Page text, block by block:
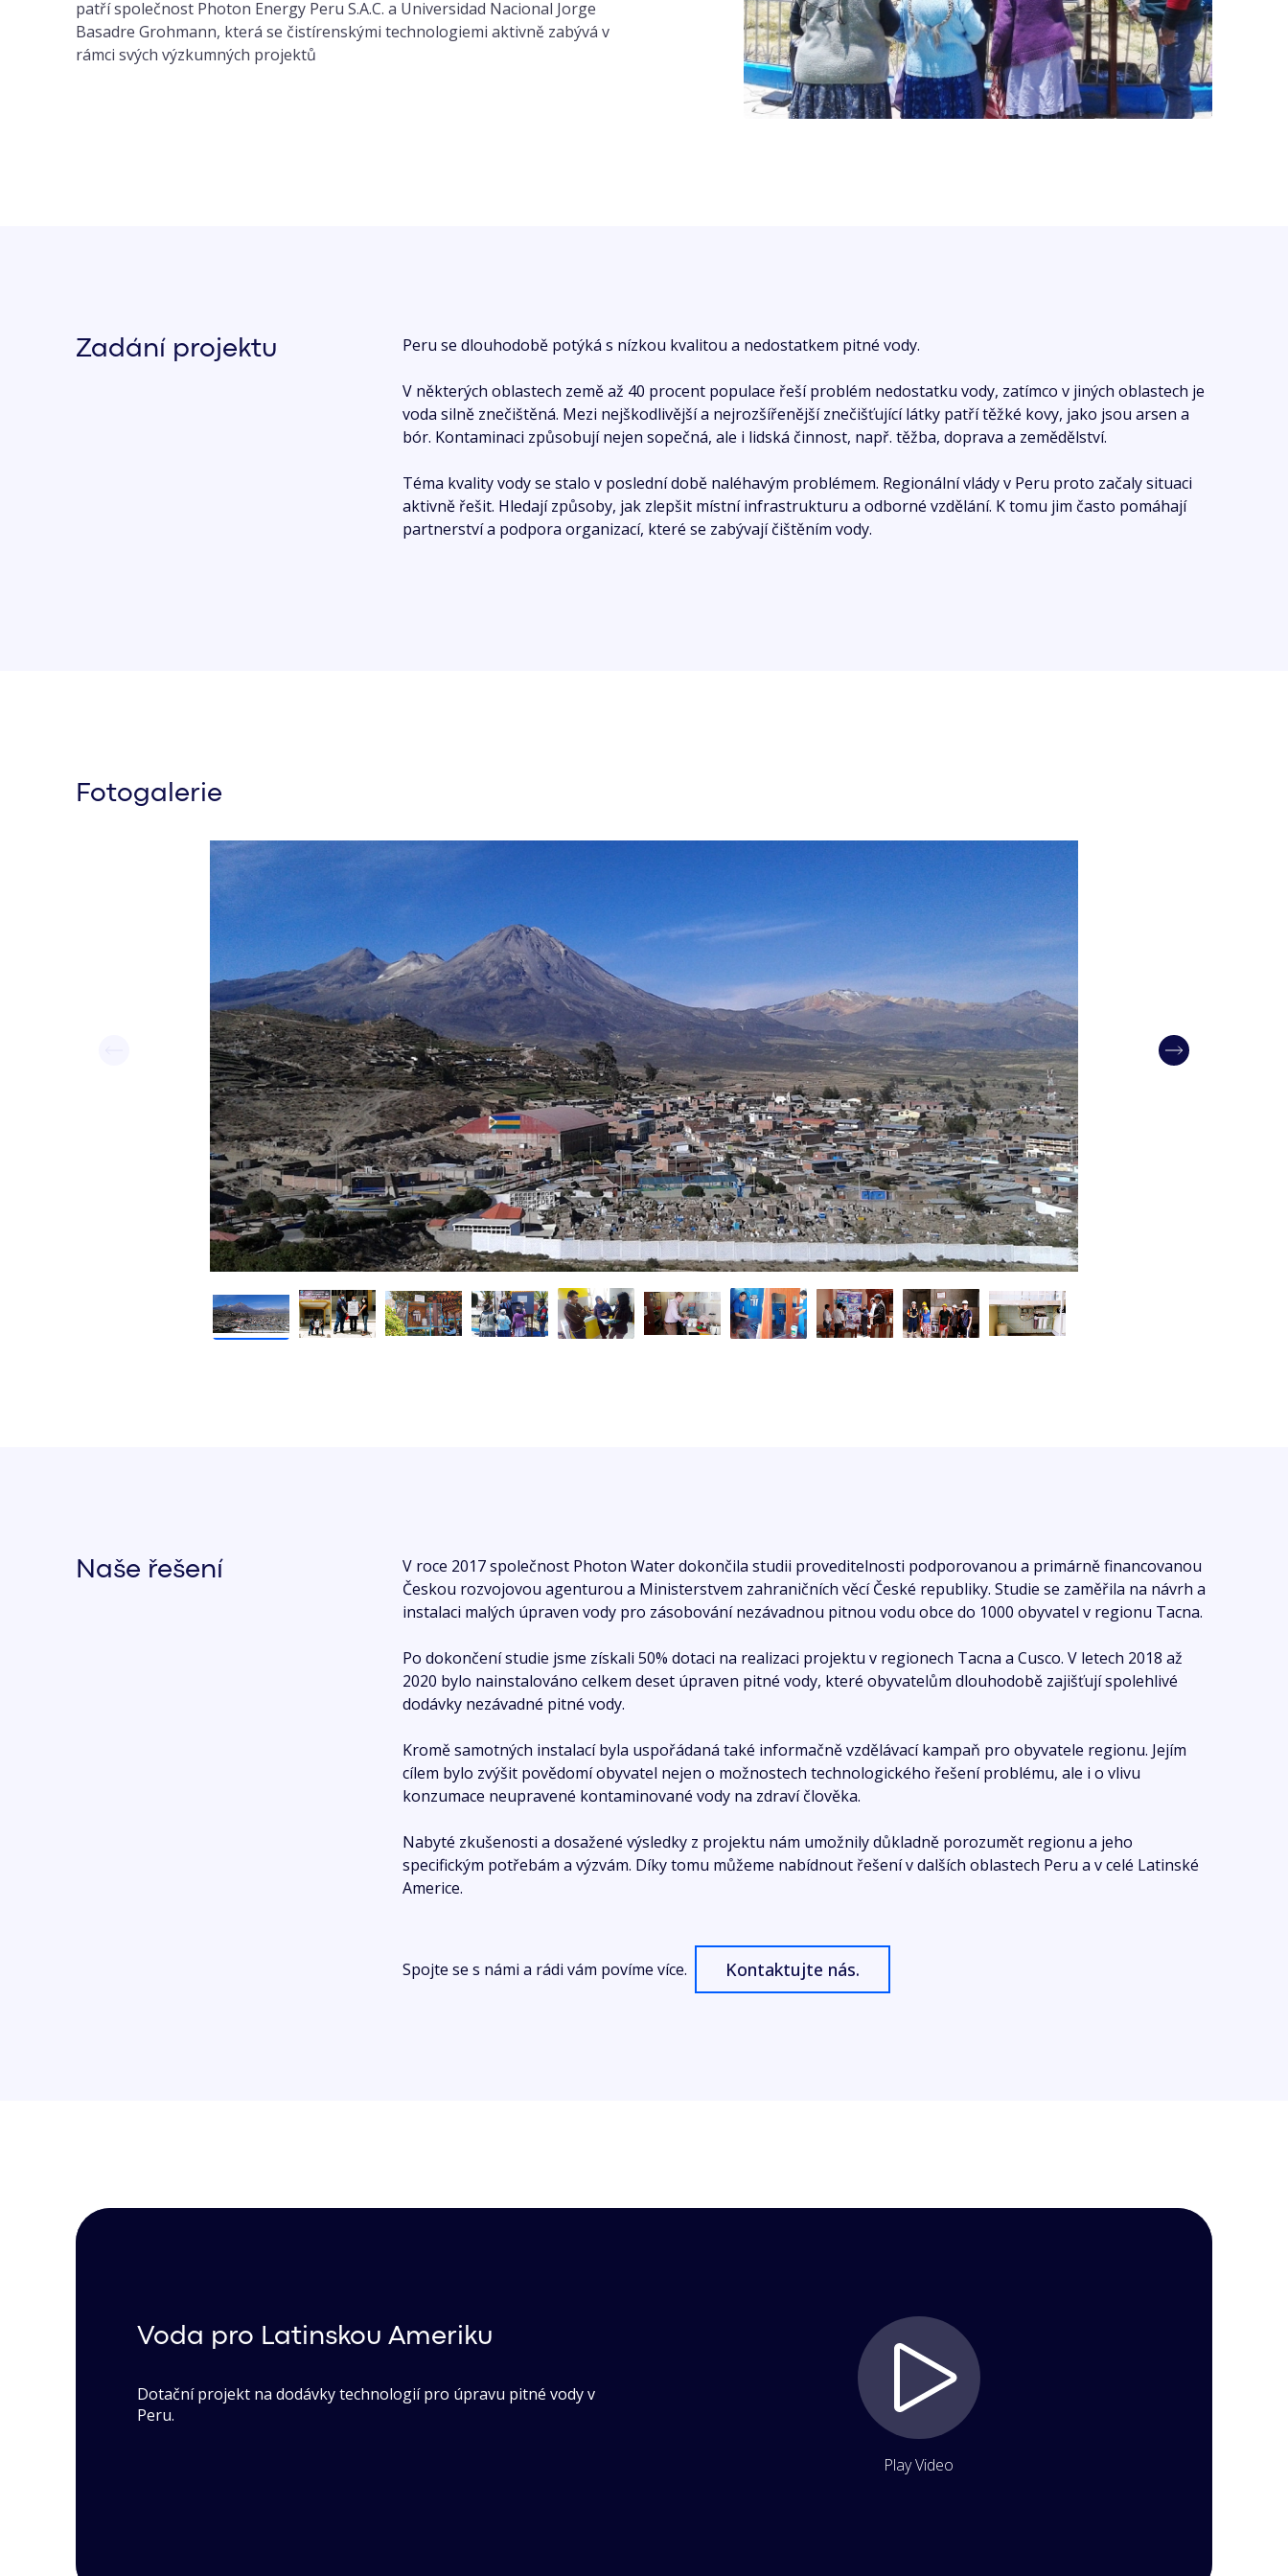
patří společnost Photon Energy Peru S.A.C. a Universidad Nacional Jorge
Basadre Grohmann, která se čistírenskými technologiemi aktivně zabývá v
rámci svých výzkumných projektů
Zadání projektu Peru se dlouhodobě potýká s nízkou kvalitou a nedostatkem pitné vody.
V některých oblastech země až 40 procent populace řeší problém nedostatku vody, zatímco v jiných oblastech je
voda silně znečištěná. Mezi nejškodlivější a nejrozšířenější znečišťující látky patří těžké kovy, jako jsou arsen a
bór. Kontaminaci způsobují nejen sopečná, ale i lidská činnost, např. těžba, doprava a zemědělství.
Téma kvality vody se stalo v poslední době naléhavým problémem. Regionální vlády v Peru proto začaly situaci
aktivně řešit. Hledají způsoby, jak zlepšit místní infrastrukturu a odborné vzdělání. K tomu jim často pomáhají
partnerství a podpora organizací, které se zabývají čištěním vody.
Fotogalerie
Naše řešení
V roce 2017 společnost Photon Water dokončila studii proveditelnosti podporovanou a primárně financovanou
Českou rozvojovou agenturou a Ministerstvem zahraničních věcí České republiky. Studie se zaměřila na návrh a
instalaci malých úpraven vody pro zásobování nezávadnou pitnou vodu obce do 1000 obyvatel v regionu Tacna.
Po dokončení studie jsme získali 50% dotaci na realizaci projektu v regionech Tacna a Cusco. V letech 2018 až
2020 bylo nainstalováno celkem deset úpraven pitné vody, které obyvatelům dlouhodobě zajišťují spolehlivé
dodávky nezávadné pitné vody.
Kromě samotných instalací byla uspořádaná také informačně vzdělávací kampaň pro obyvatele regionu. Jejím
cílem bylo zvýšit povědomí obyvatel nejen o možnostech technologického řešení problému, ale i o vlivu
konzumace neupravené kontaminované vody na zdraví člověka.
Nabyté zkušenosti a dosažené výsledky z projektu nám umožnily důkladně porozumět regionu a jeho
specifickým potřebám a výzvám. Díky tomu můžeme nabídnout řešení v dalších oblastech Peru a v celé Latinské
Americe.
Spojte se s námi a rádi vám povíme více. Kontaktujte nás.
Voda pro Latinskou Ameriku
Dotační projekt na dodávky technologií pro úpravu pitné vody v
Peru.
Play Video